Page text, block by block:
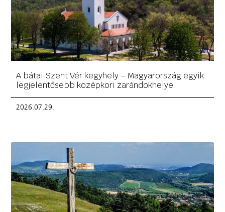
A bátai Szent Vér kegyhely – Magyarország egyik
legjelentősebb középkori zarándokhelye
2026.07.29.